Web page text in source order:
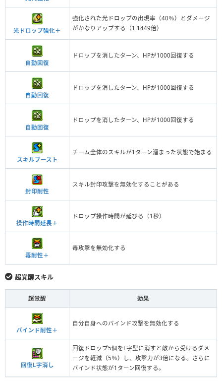
光ドロップ強化＋
強化された光ドロップの出現率（40％）とダメージ
がかなりアップする（1.1449倍）
自動回復
ドロップを消したターン、HPが1000回復する
自動回復
ドロップを消したターン、HPが1000回復する
自動回復
ドロップを消したターン、HPが1000回復する
スキルブースト
チーム全体のスキルが1ターン溜まった状態で始まる
封印耐性
スキル封印攻撃を無効化することがある
操作時間延長＋
ドロップ操作時間が延びる（1秒）
毒耐性＋
毒攻撃を無効化する
超覚醒スキル
超覚醒 効果
バインド耐性＋
自分自身へのバインド攻撃を無効化する
回復L字消し
回復ドロップ5個をL字型に消すと敵から受けるダメ
ージを軽減（5％）し、攻撃力が3倍になる。さらに
バインド状態が1ターン回復する。